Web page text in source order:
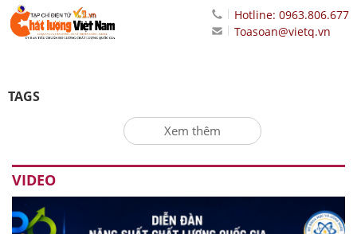
Hotline: 0963.806.677
Toasoan@vietq.vn
TAGS
Xem thêm
VIDEO